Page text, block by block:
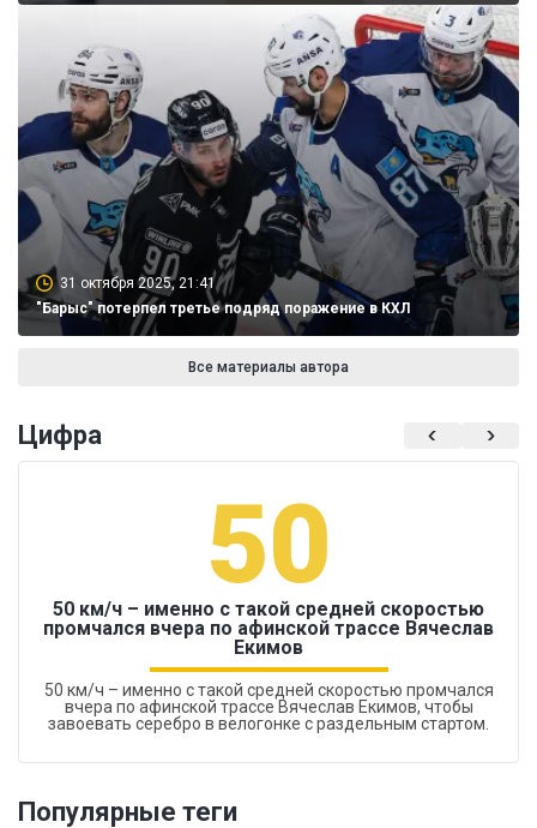
31 октября 2025, 21:41
"Барыс" потерпел третье подряд поражение в КХЛ
Все материалы автора
Цифра
50
50 км/ч – именно с такой средней скоростью
промчался вчера по афинской трассе Вячеслав
Екимов
50 км/ч – именно с такой средней скоростью промчался
вчера по афинской трассе Вячеслав Екимов, чтобы
завоевать серебро в велогонке с раздельным стартом.
Популярные теги